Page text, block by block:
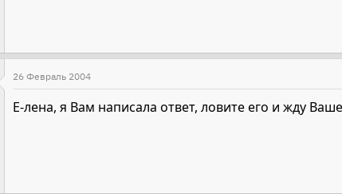
26 Февраль 2004
Е-лена, я Вам написала ответ, ловите его и жду